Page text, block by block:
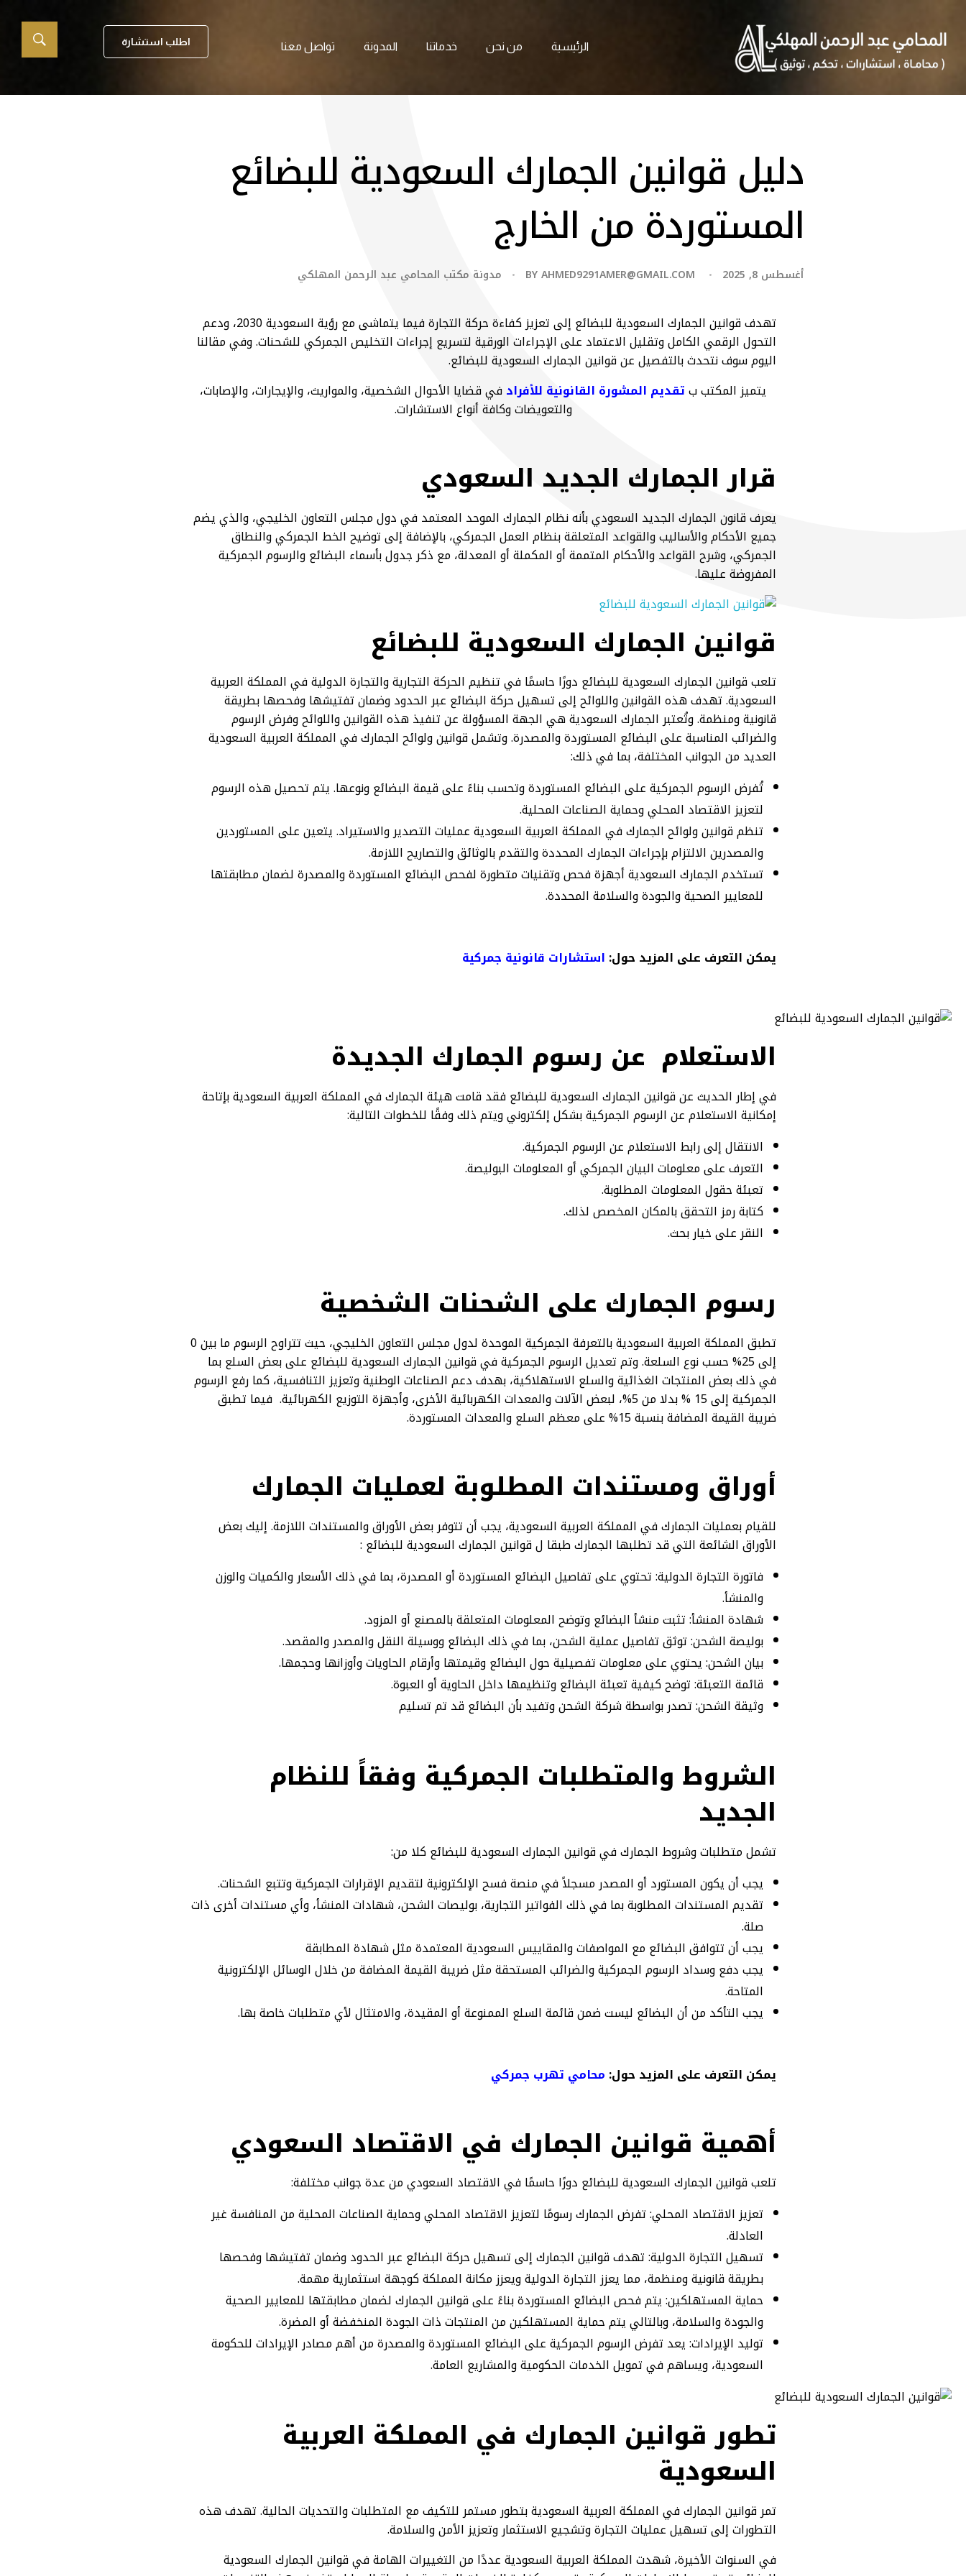
الرئيسية من نحن خدماتنا المدونة تواصل معنا اطلب استشارة
دليل قوانين الجمارك السعودية للبضائع
المستوردة من الخارج
أغسطس 8, 2025 BYAHMED9291AMER@GMAIL.COM مدونة مكتب المحامي عبد الرحمن المهلكي
تهدف قوانين الجمارك السعودية للبضائع إلى تعزيز كفاءة حركة التجارة فيما يتماشى مع رؤية السعودية 2030، ودعم
التحول الرقمي الكامل وتقليل الاعتماد على الإجراءات الورقية لتسريع إجراءات التخليص الجمركي للشحنات. وفي مقالنا
اليوم سوف نتحدث بالتفصيل عن قوانين الجمارك السعودية للبضائع.
يتميز المكتب بتقديم المشورة القانونية للأفراد في قضايا الأحوال الشخصية، والمواريث، والإيجارات، والإصابات،
والتعويضات وكافة أنواع الاستشارات.
قرار الجمارك الجديد السعودي
يعرف قانون الجمارك الجديد السعودي بأنه نظام الجمارك الموحد المعتمد في دول مجلس التعاون الخليجي، والذي يضم
جميع الأحكام والأساليب والقواعد المتعلقة بنظام العمل الجمركي، بالإضافة إلى توضيح الخط الجمركي والنطاق
الجمركي، وشرح القواعد والأحكام المتممة أو المكملة أو المعدلة، مع ذكر جدول بأسماء البضائع والرسوم الجمركية
المفروضة عليها.
قوانين الجمارك السعودية للبضائع
تلعب قوانين الجمارك السعودية للبضائع دورًا حاسمًا في تنظيم الحركة التجارية والتجارة الدولية في المملكة العربية
السعودية. تهدف هذه القوانين واللوائح إلى تسهيل حركة البضائع عبر الحدود وضمان تفتيشها وفحصها بطريقة
قانونية ومنظمة. وتُعتبر الجمارك السعودية هي الجهة المسؤولة عن تنفيذ هذه القوانين واللوائح وفرض الرسوم
والضرائب المناسبة على البضائع المستوردة والمصدرة. وتشمل قوانين ولوائح الجمارك في المملكة العربية السعودية
العديد من الجوانب المختلفة، بما في ذلك:
تُفرض الرسوم الجمركية على البضائع المستوردة وتحسب بناءً على قيمة البضائع ونوعها. يتم تحصيل هذه الرسوم
لتعزيز الاقتصاد المحلي وحماية الصناعات المحلية.
تنظم قوانين ولوائح الجمارك في المملكة العربية السعودية عمليات التصدير والاستيراد. يتعين على المستوردين
والمصدرين الالتزام بإجراءات الجمارك المحددة والتقدم بالوثائق والتصاريح اللازمة.
تستخدم الجمارك السعودية أجهزة فحص وتقنيات متطورة لفحص البضائع المستوردة والمصدرة لضمان مطابقتها
للمعايير الصحية والجودة والسلامة المحددة.
يمكن التعرف على المزيد حول: استشارات قانونية جمركية
الاستعلام عن رسوم الجمارك الجديدة
في إطار الحديث عن قوانين الجمارك السعودية للبضائع فقد قامت هيئة الجمارك في المملكة العربية السعودية بإتاحة
إمكانية الاستعلام عن الرسوم الجمركية بشكل إلكتروني ويتم ذلك وفقًا للخطوات التالية:
الانتقال إلى رابط الاستعلام عن الرسوم الجمركية.
التعرف على معلومات البيان الجمركي أو المعلومات البوليصة.
تعبئة حقول المعلومات المطلوبة.
كتابة رمز التحقق بالمكان المخصص لذلك.
النقر على خيار بحث.
رسوم الجمارك على الشحنات الشخصية
تطبق المملكة العربية السعودية بالتعرفة الجمركية الموحدة لدول مجلس التعاون الخليجي، حيث تتراوح الرسوم ما بين 0
إلى 25% حسب نوع السلعة. وتم تعديل الرسوم الجمركية في قوانين الجمارك السعودية للبضائع على بعض السلع بما
في ذلك بعض المنتجات الغذائية والسلع الاستهلاكية، بهدف دعم الصناعات الوطنية وتعزيز التنافسية، كما رفع الرسوم
الجمركية إلى 15 % بدلا من 5%، لبعض الآلات والمعدات الكهربائية الأخرى، وأجهزة التوزيع الكهربائية. فيما تطبق
ضريبة القيمة المضافة بنسبة 15% على معظم السلع والمعدات المستوردة.
أوراق ومستندات المطلوبة لعمليات الجمارك
للقيام بعمليات الجمارك في المملكة العربية السعودية، يجب أن تتوفر بعض الأوراق والمستندات اللازمة. إليك بعض
الأوراق الشائعة التي قد تطلبها الجمارك طبقا ل قوانين الجمارك السعودية للبضائع :
فاتورة التجارة الدولية: تحتوي على تفاصيل البضائع المستوردة أو المصدرة، بما في ذلك الأسعار والكميات والوزن
والمنشأ.
شهادة المنشأ: تثبت منشأ البضائع وتوضح المعلومات المتعلقة بالمصنع أو المزود.
بوليصة الشحن: توثق تفاصيل عملية الشحن، بما في ذلك البضائع ووسيلة النقل والمصدر والمقصد.
بيان الشحن: يحتوي على معلومات تفصيلية حول البضائع وقيمتها وأرقام الحاويات وأوزانها وحجمها.
قائمة التعبئة: توضح كيفية تعبئة البضائع وتنظيمها داخل الحاوية أو العبوة.
وثيقة الشحن: تصدر بواسطة شركة الشحن وتفيد بأن البضائع قد تم تسليم
الشروط والمتطلبات الجمركية وفقاً للنظام
الجديد
تشمل متطلبات وشروط الجمارك في قوانين الجمارك السعودية للبضائع كلا من:
يجب أن يكون المستورد أو المصدر مسجلاً في منصة فسح الإلكترونية لتقديم الإقرارات الجمركية وتتبع الشحنات.
تقديم المستندات المطلوبة بما في ذلك الفواتير التجارية، بوليصات الشحن، شهادات المنشأ، وأي مستندات أخرى ذات
صلة.
يجب أن تتوافق البضائع مع المواصفات والمقاييس السعودية المعتمدة مثل شهادة المطابقة
يجب دفع وسداد الرسوم الجمركية والضرائب المستحقة مثل ضريبة القيمة المضافة من خلال الوسائل الإلكترونية
المتاحة.
يجب التأكد من أن البضائع ليست ضمن قائمة السلع الممنوعة أو المقيدة، والامتثال لأي متطلبات خاصة بها.
يمكن التعرف على المزيد حول: محامي تهرب جمركي
أهمية قوانين الجمارك في الاقتصاد السعودي
تلعب قوانين الجمارك السعودية للبضائع دورًا حاسمًا في الاقتصاد السعودي من عدة جوانب مختلفة:
تعزيز الاقتصاد المحلي: تفرض الجمارك رسومًا لتعزيز الاقتصاد المحلي وحماية الصناعات المحلية من المنافسة غير
العادلة.
تسهيل التجارة الدولية: تهدف قوانين الجمارك إلى تسهيل حركة البضائع عبر الحدود وضمان تفتيشها وفحصها
بطريقة قانونية ومنظمة، مما يعزز التجارة الدولية ويعزز مكانة المملكة كوجهة استثمارية مهمة.
حماية المستهلكين: يتم فحص البضائع المستوردة بناءً على قوانين الجمارك لضمان مطابقتها للمعايير الصحية
والجودة والسلامة، وبالتالي يتم حماية المستهلكين من المنتجات ذات الجودة المنخفضة أو المضرة.
توليد الإيرادات: يعد تفرض الرسوم الجمركية على البضائع المستوردة والمصدرة من أهم مصادر الإيرادات للحكومة
السعودية، ويساهم في تمويل الخدمات الحكومية والمشاريع العامة.
تطور قوانين الجمارك في المملكة العربية
السعودية
تمر قوانين الجمارك في المملكة العربية السعودية بتطور مستمر للتكيف مع المتطلبات والتحديات الحالية. تهدف هذه
التطورات إلى تسهيل عمليات التجارة وتشجيع الاستثمار وتعزيز الأمن والسلامة.
في السنوات الأخيرة، شهدت المملكة العربية السعودية عددًا من التغييرات الهامة في قوانين الجمارك السعودية